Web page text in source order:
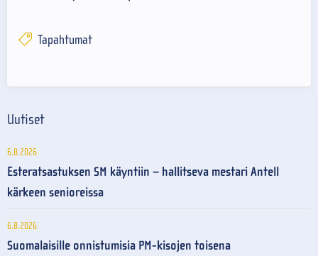
Tapahtumat
Uutiset
6.8.2026
Esteratsastuksen SM käyntiin – hallitseva mestari Antell
kärkeen senioreissa
6.8.2026
Suomalaisille onnistumisia PM-kisojen toisena